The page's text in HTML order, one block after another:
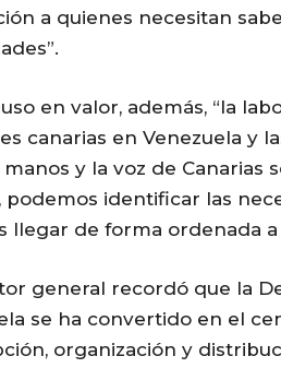
a quienes necesitan
en valor, además, “la
canarias en Venezuela y
manos y la voz de Canarias
podemos identificar las
llegar de forma ordenada
general recordó que la
se ha convertido en el
organización y